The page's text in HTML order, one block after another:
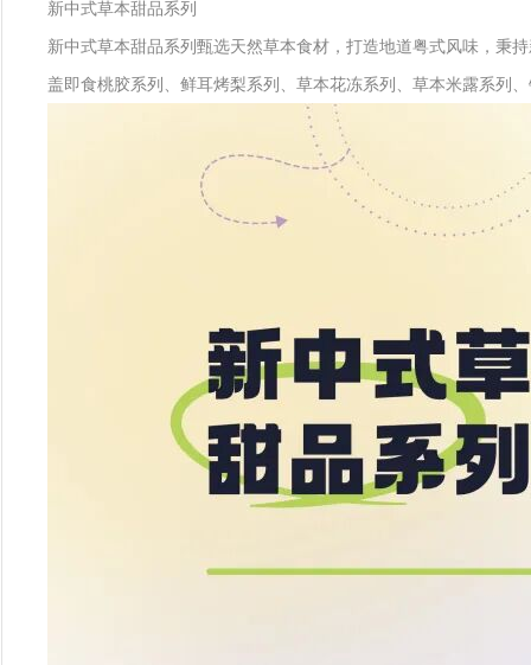
新中式草本甜品系列
新中式草本甜品系列甄选天然草本食材，打造地道粤式风味，秉
盖即食桃胶系列、鲜耳烤梨系列、草本花冻系列、草本米露系列